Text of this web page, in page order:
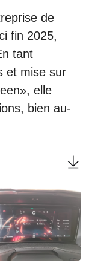
de
fin 2025,
tant
et mise sur
elle
bien au-